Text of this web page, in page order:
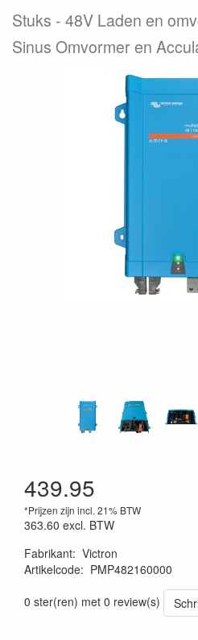
Stuks
48V Laden en
Sinus Omvormer en
439.95
*Prijzen zijn incl. 21% BTW
363.60 excl. BTW
Fabrikant: Victron
Artikelcode: PMP482160000
0 ster(ren) met 0 review(s)